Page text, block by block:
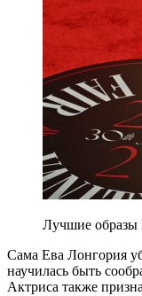
Лучшие образы
Сама Ева Лонгория
научилась быть
Актриса также